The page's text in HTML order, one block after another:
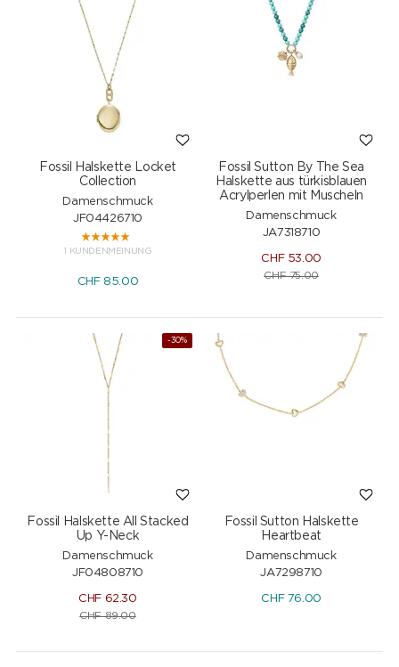
Fossil Halskette Locket
Collection
Damenschmuck
JF04426710
1 KUNDENMEINUNG
CHF 85.00
Fossil Sutton By The Sea
Halskette aus türkisblauen
Acrylperlen mit Muscheln
Damenschmuck
JA7318710
CHF 53.00
CHF75.00
-30%
Fossil Halskette All Stacked
Up Y-Neck
Damenschmuck
JF04808710
CHF 62.30
CHF89.00
Fossil Sutton Halskette
Heartbeat
Damenschmuck
JA7298710
CHF 76.00